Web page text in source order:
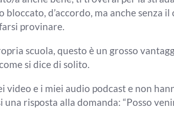
bloccato,d’accordo, ma anche senza il
provinare.
scuola, questo è un grosso
si dice di solito.
video e i miei audio podcast e non
una risposta alladomanda: “Posso